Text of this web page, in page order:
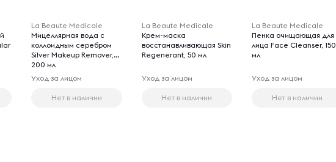
La Beaute Medicale
Мицеллярная вода с
коллоидным серебром
Silver Makeup Remover,
200 мл
Уход за лицом
Нет в наличии
La Beaute Medicale
Крем-маска
восстанавливающая Skin
Regenerant, 50 мл
Уход за лицом
Нет в наличии
La Beaute Medicale
Пенка очищающая для
лица Face Cleanser, 150
мл
Уход за лицом
Нет в наличии